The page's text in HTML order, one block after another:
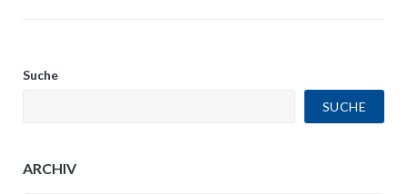
Suche
SUCHE
ARCHIV